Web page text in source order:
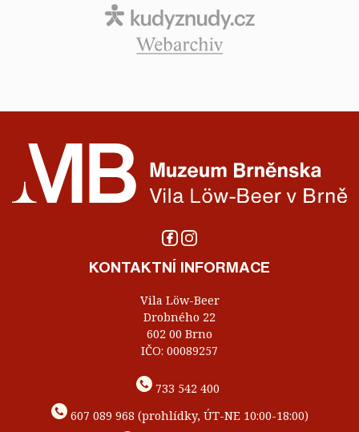
KONTAKTNÍ INFORMACE
Vila Löw-Beer
Drobného 22
602 00 Brno
IČO: 00089257
733 542 400
607 089 968 (prohlídky, ÚT-NE 10:00-18:00)